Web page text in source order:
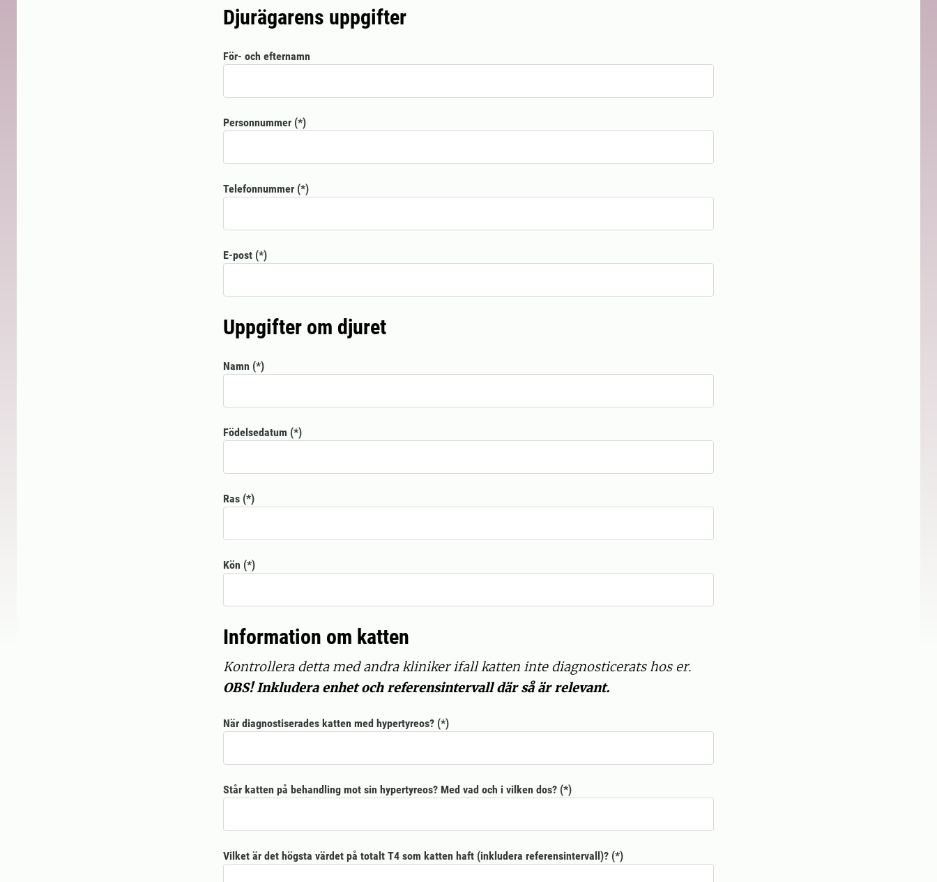
Djurägarens uppgifter
För- och efternamn
Personnummer
Telefonnummer
E-post
Uppgifter om djuret
Namn
Födelsedatum
Ras
Kön
Information om katten
Kontrollera detta med andra kliniker ifall katten inte diagnosticerats hos er.
OBS! Inkludera enhet och referensintervall där så är relevant.
När diagnostiserades katten med hypertyreos?
Står katten på behandling mot sin hypertyreos? Med vad och i vilken dos?
Vilket är det högsta värdet på totalt T4 som katten haft (inkludera referensintervall)?